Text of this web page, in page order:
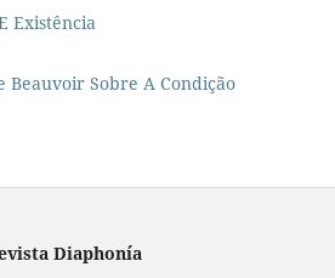
Existência
Beauvoir Sobre A Condição
Diaphonía